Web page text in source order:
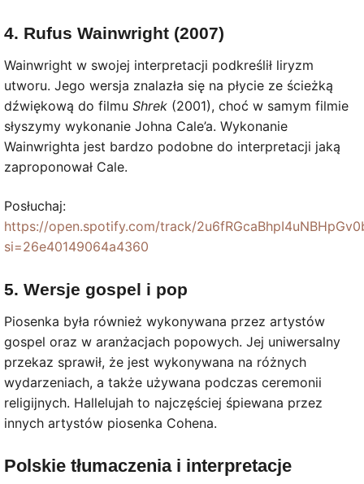
4. Rufus Wainwright (2007)
Wainwright w swojej interpretacji podkreślił liryzm
utworu. Jego wersja znalazła się na płycie ze ścieżką
dźwiękową do filmu Shrek (2001), choć w samym filmie
słyszymy wykonanie Johna Cale’a. Wykonanie
Wainwrighta jest bardzo podobne do interpretacji jaką
zaproponował Cale.
Posłuchaj:
https://open.spotify.com/track/
si=26e40149064a4360
5. Wersje gospel i pop
Piosenka była również wykonywana przez artystów
gospel oraz w aranżacjach popowych. Jej uniwersalny
przekaz sprawił, że jest wykonywana na różnych
wydarzeniach, a także używana podczas ceremonii
religijnych. Hallelujah to najczęściej śpiewana przez
innych artystów piosenka Cohena.
Polskie tłumaczenia i interpretacje